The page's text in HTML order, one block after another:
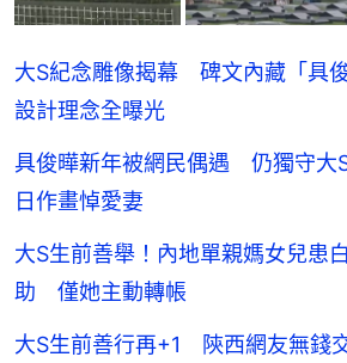
大S紀念雕像揭幕 碑文內藏「具
設計理念全曝光
具俊曄新年被網民偶遇 仍獨守
日作畫悼愛妻
大S生前善舉！內地單親媽女兒患
助 僅她主動轉帳
大S生前善行再+1 陝西網友無錢